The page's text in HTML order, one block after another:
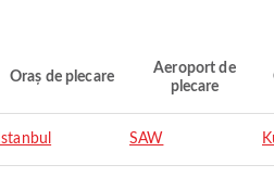
Oraș de plecare
Aeroport de
plecare
Istanbul SAW